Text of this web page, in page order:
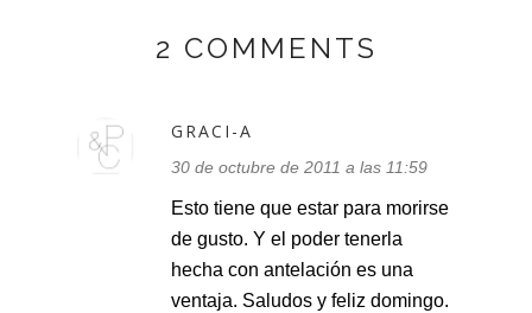
2 COMMENTS
GRACI-A
30 de octubre de 2011 a las 11:59
Esto tiene que estar para morirse
de gusto. Y el poder tenerla
hecha con antelación es una
ventaja. Saludos y feliz domingo.